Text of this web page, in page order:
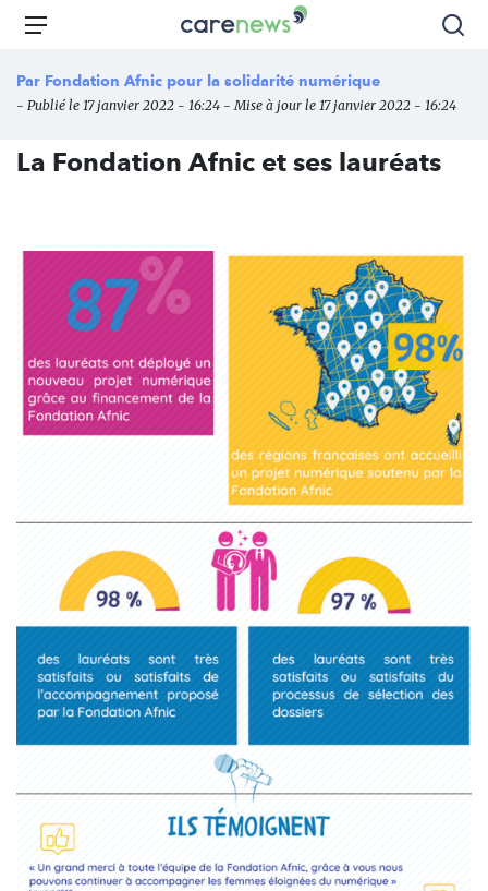
Aller
principal
Carenews,
média
des
de
l'engagement
Menu
Par Fondation Afnic pour la solidarité numérique
- Publié le 17 janvier 2022 - 16:24 - Mise à jour le 17 janvier 2022 - 16:24
La Fondation Afnic et ses lauréats